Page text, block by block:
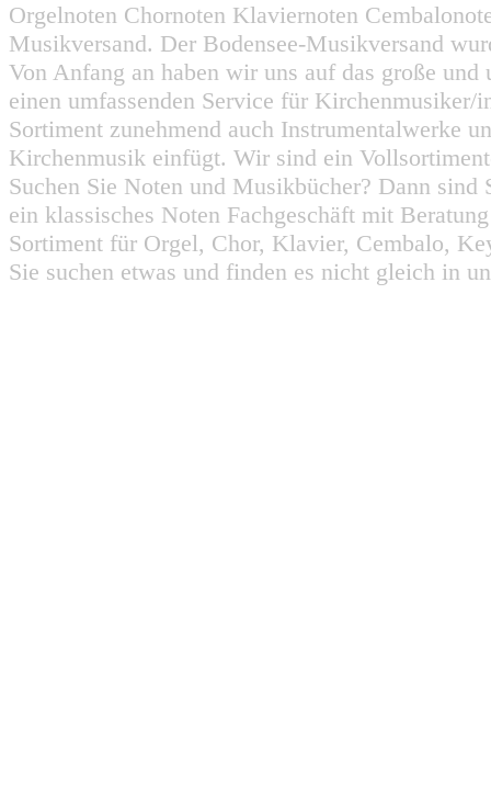
Orgelnoten Chornoten Klaviernoten
Musikversand. Der Bodensee-Musikversand
Von Anfang an haben wir uns auf das große
einen umfassenden Service für
Sortiment zunehmend auch Instrumentalwerke
Kirchenmusik einfügt. Wir sind ein
Suchen Sie Noten und Musikbücher? Dann
ein klassisches Noten Fachgeschäft mit
Sortiment für Orgel, Chor, Klavier, Cembalo,
Sie suchen etwas und finden es nicht gleich in